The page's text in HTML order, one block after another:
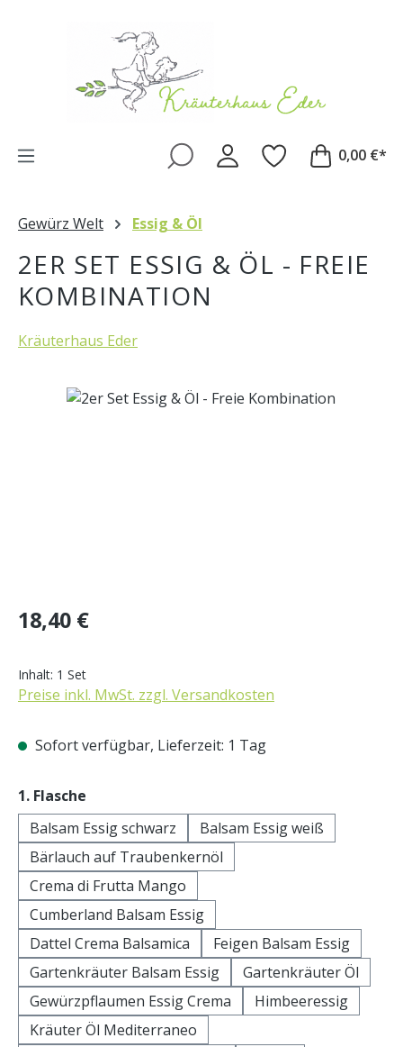
0,00 €*
Gewürz Welt Essig & Öl
2ER SET ESSIG & ÖL - FREIE
KOMBINATION
Kräuterhaus Eder
Bildergalerie überspringen
Regulärer Preis:
18,40 €
Inhalt: 1 Set
Preise inkl. MwSt. zzgl. Versandkosten
Sofort verfügbar, Lieferzeit: 1 Tag
1. Flasche
Balsam Essig schwarz
Balsam Essig weiß
Bärlauch auf Traubenkernöl
Crema di Frutta Mango
Cumberland Balsam Essig
Dattel Crema Balsamica
Feigen Balsam Essig
Gartenkräuter Balsam Essig
Gartenkräuter Öl
Gewürzpflaumen Essig Crema
Himbeeressig
Kräuter Öl Mediterraneo